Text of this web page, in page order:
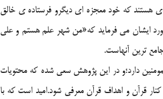
هستند که خود معجزه ای دیگرو فرستاده ی خالق
ایشان می فرماید که«من شهر علم هستم و علی
ترین آنهاست.
دارد؛و در این پژوهش سعی شده که محتویات
قرآن و اهداف قرآن معرفی شود.امید است که با